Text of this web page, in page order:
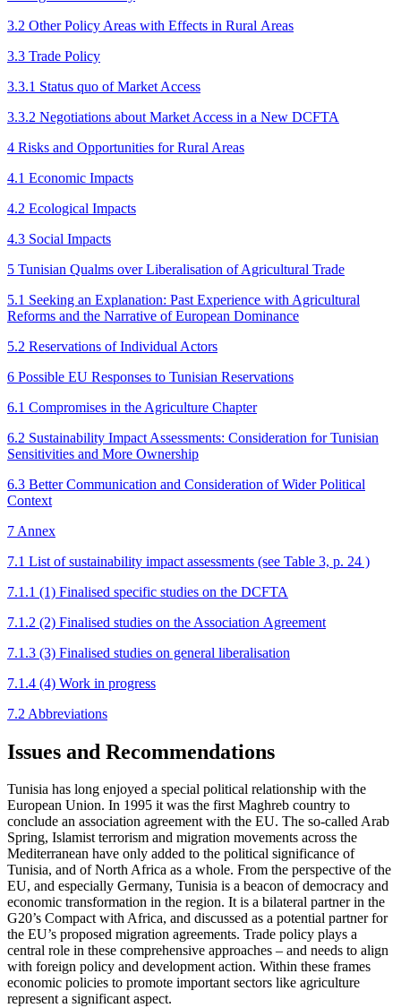
3.2 Other Policy Areas with Effects in Rural Areas
3.3 Trade Policy
3.3.1 Status quo of Market Access
3.3.2 Negotiations about Market Access in a New DCFTA
4 Risks and Opportunities for Rural Areas
4.1 Economic Impacts
4.2 Ecological Impacts
4.3 Social Impacts
5 Tunisian Qualms over Liberali­sation of Agricultural Trade
5.1 Seeking an Explanation: Past Experience with Agricultural
Reforms and the Narrative of European Dominance
5.2 Reservations of Individual Actors
6 Possible EU Responses to Tunisian Reservations
6.1 Compromises in the Agriculture Chapter
6.2 Sustainability Impact Assessments: Consideration for Tunisian
Sensitivities and More Ownership
6.3 Better Communication and Consideration of Wider Political
Context
7 Annex
7.1 List of sustainability impact assessments (see Table 3, p. 24 )
7.1.1 (1) Finalised specific studies on the DCFTA
7.1.2 (2) Finalised studies on the Association Agreement
7.1.3 (3) Finalised studies on general liberalisation
7.1.4 (4) Work in progress
7.2 Abbreviations
Issues and Recommendations
Tunisia has long enjoyed a special political relation­ship with the
European Union. In 1995 it was the first Maghreb country to
conclude an association agree­ment with the EU. The so-called Arab
Spring, Islamistterrorism and migration movements across the
Mediter­ranean have only added to the political significance of
Tunisia, and of North Africa as a whole. From the perspective of the
EU, and especially Germany, Tunisia is a beacon of democracy and
economic trans­formation in the region. It is a bilateral partner in the
G20’s Compact with Africa, and discussed as a poten­tial partner for
the EU’s proposed migration agreements. Trade policy plays a
central role in these com­prehensive approaches – and needs to align
with foreign policy and development action. Within these frames
economic policies to promote important sec­tors like agriculture
represent a significant aspect.